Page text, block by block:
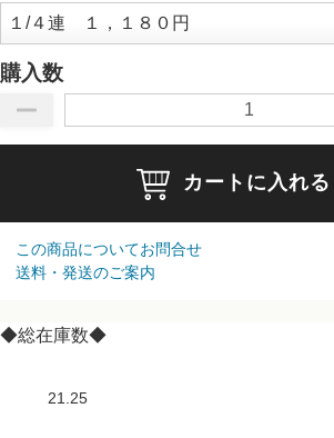
購入数
カートに入れる
この商品についてお問合せ
送料・発送のご案内
◆総在庫数◆
21.25